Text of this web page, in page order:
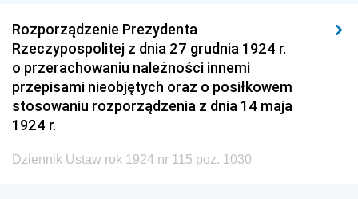
Rozporządzenie Prezydenta
Rzeczypospolitej z dnia 27 grudnia 1924 r.
o przerachowaniu należności innemi
przepisami nieobjętych oraz o posiłkowem
stosowaniu rozporządzenia z dnia 14 maja
1924 r.
Dziennik Ustaw rok 1924 nr 115 poz. 1030